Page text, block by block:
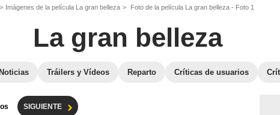
Imágenes de la película La gran belleza Foto de la película La gran belleza - Foto 1
La gran belleza
Noticias Tráilers y Vídeos Reparto Críticas de usuarios
SIGUIENTE